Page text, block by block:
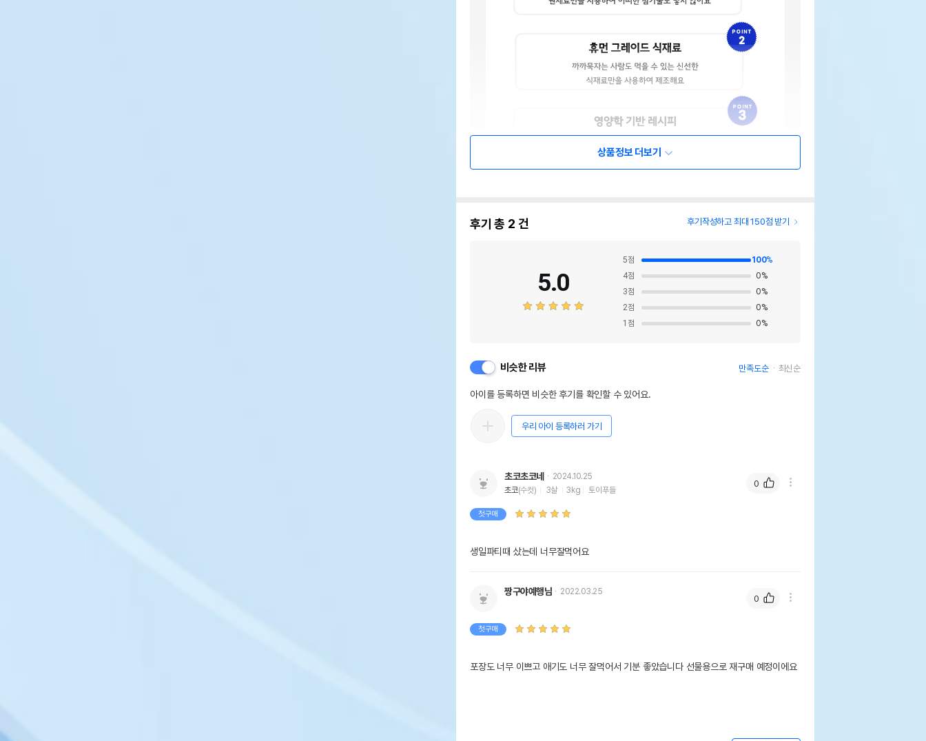
상품정보 더보기
후기 총 2 건 후기작성하고 최대 150점 받기
5.0
5점 100%
4점 0%
3점 0%
2점 0%
1 점 0%
비슷한 리뷰 만족도순 최신순
아이를 등록하면 비슷한 후기를 확인할 수 있어요.
우리 아이 등록하러 가기
초코초코네
2024.10.25
초코(수컷) 3살 3kg 토이푸들
첫구매
생일파티때 샀는데 너무잘먹어요
0
짱구야예행님 2022.03.25
첫구매
포장도 너무 이쁘고 애기도 너무 잘먹어서 기분 좋았습니다 선물용으로 재구매 예정이에요
0